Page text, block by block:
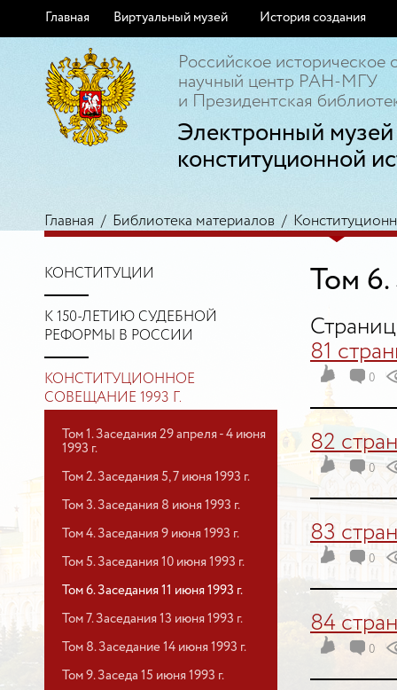
Главная Виртуальный музей История создания
Российское историческое
научный центр РАН-МГУ
и Президентская
Электронный музей
конституционной
Главная / Библиотека материалов /
КОНСТИТУЦИИ
К 150-ЛЕТИЮ СУДЕБНОЙ
РЕФОРМЫ В РОССИИ
КОНСТИТУЦИОННОЕ
СОВЕЩАНИЕ 1993 Г.
Том 1. Заседания 29 апреля - 4 июня
1993 г.
Том 2. Заседания 5, 7 июня 1993 г.
Том 3. Заседания 8 июня 1993 г.
Том 4. Заседания 9 июня 1993 г.
Том 5. Заседания 10 июня 1993 г.
Том 6. Заседания 11 июня 1993 г.
Том 7. Заседания 13 июня 1993 г.
Том 8. Заседание 14 июня 1993 г.
Том 9. Заседа 15 июня 1993 г.
Том
81
0
82
0
83
0
84
0